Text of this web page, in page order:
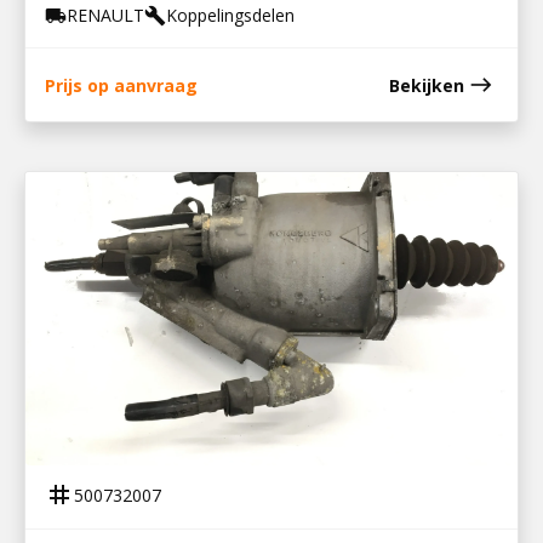
local_shippingRENAULTbuildKoppelingsdelen
Prijs op aanvraag Bekijken east
500732007
KOPPELINGSBEKRACHTIGER PREMIUM
tag 500732007